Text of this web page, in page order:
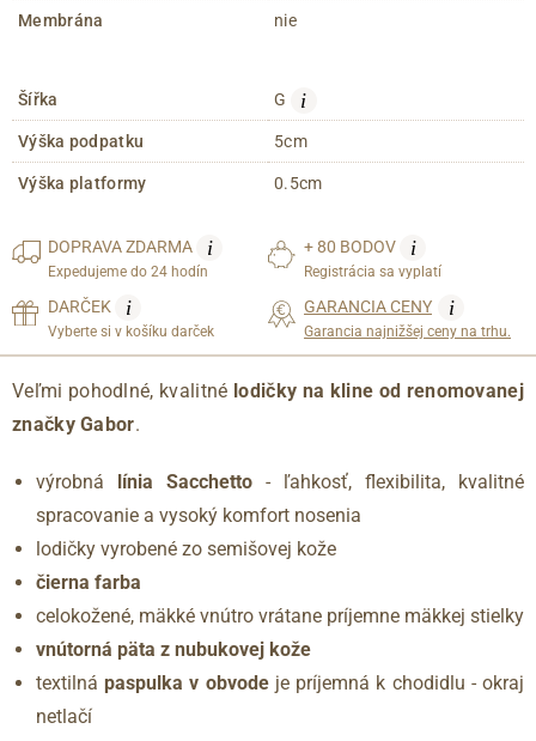
Membrána nie
Šířka G i
Výška podpatku 5cm
Výška platformy 0.5cm
DOPRAVAZDARMA i
Expedujeme do 24 hodín
+ 80 BODOV i
Registrácia sa vyplatí
DARČEK i
Vyberte si v košíku darček
GARANCIA CENY i
Garancia najnižšej ceny na trhu.
Veľmi pohodlné, kvalitné lodičky na kline od renomovanej
značky Gabor.
výrobná línia Sacchetto - ľahkosť, flexibilita, kvalitné
spracovanie a vysoký komfort nosenia
lodičky vyrobené zo semišovej kože
čierna farba
celokožené, mäkké vnútro vrátane príjemne mäkkej stielky
vnútorná päta z nubukovej kože
textilnápaspulka v obvodeje príjemná k chodidlu - okraj
netlačí